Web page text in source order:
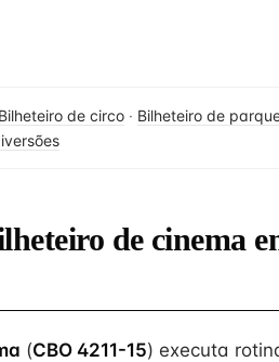
Bilheteiro de circo · Bilheteiro de
de cinema
(CBO 4211-15) executa